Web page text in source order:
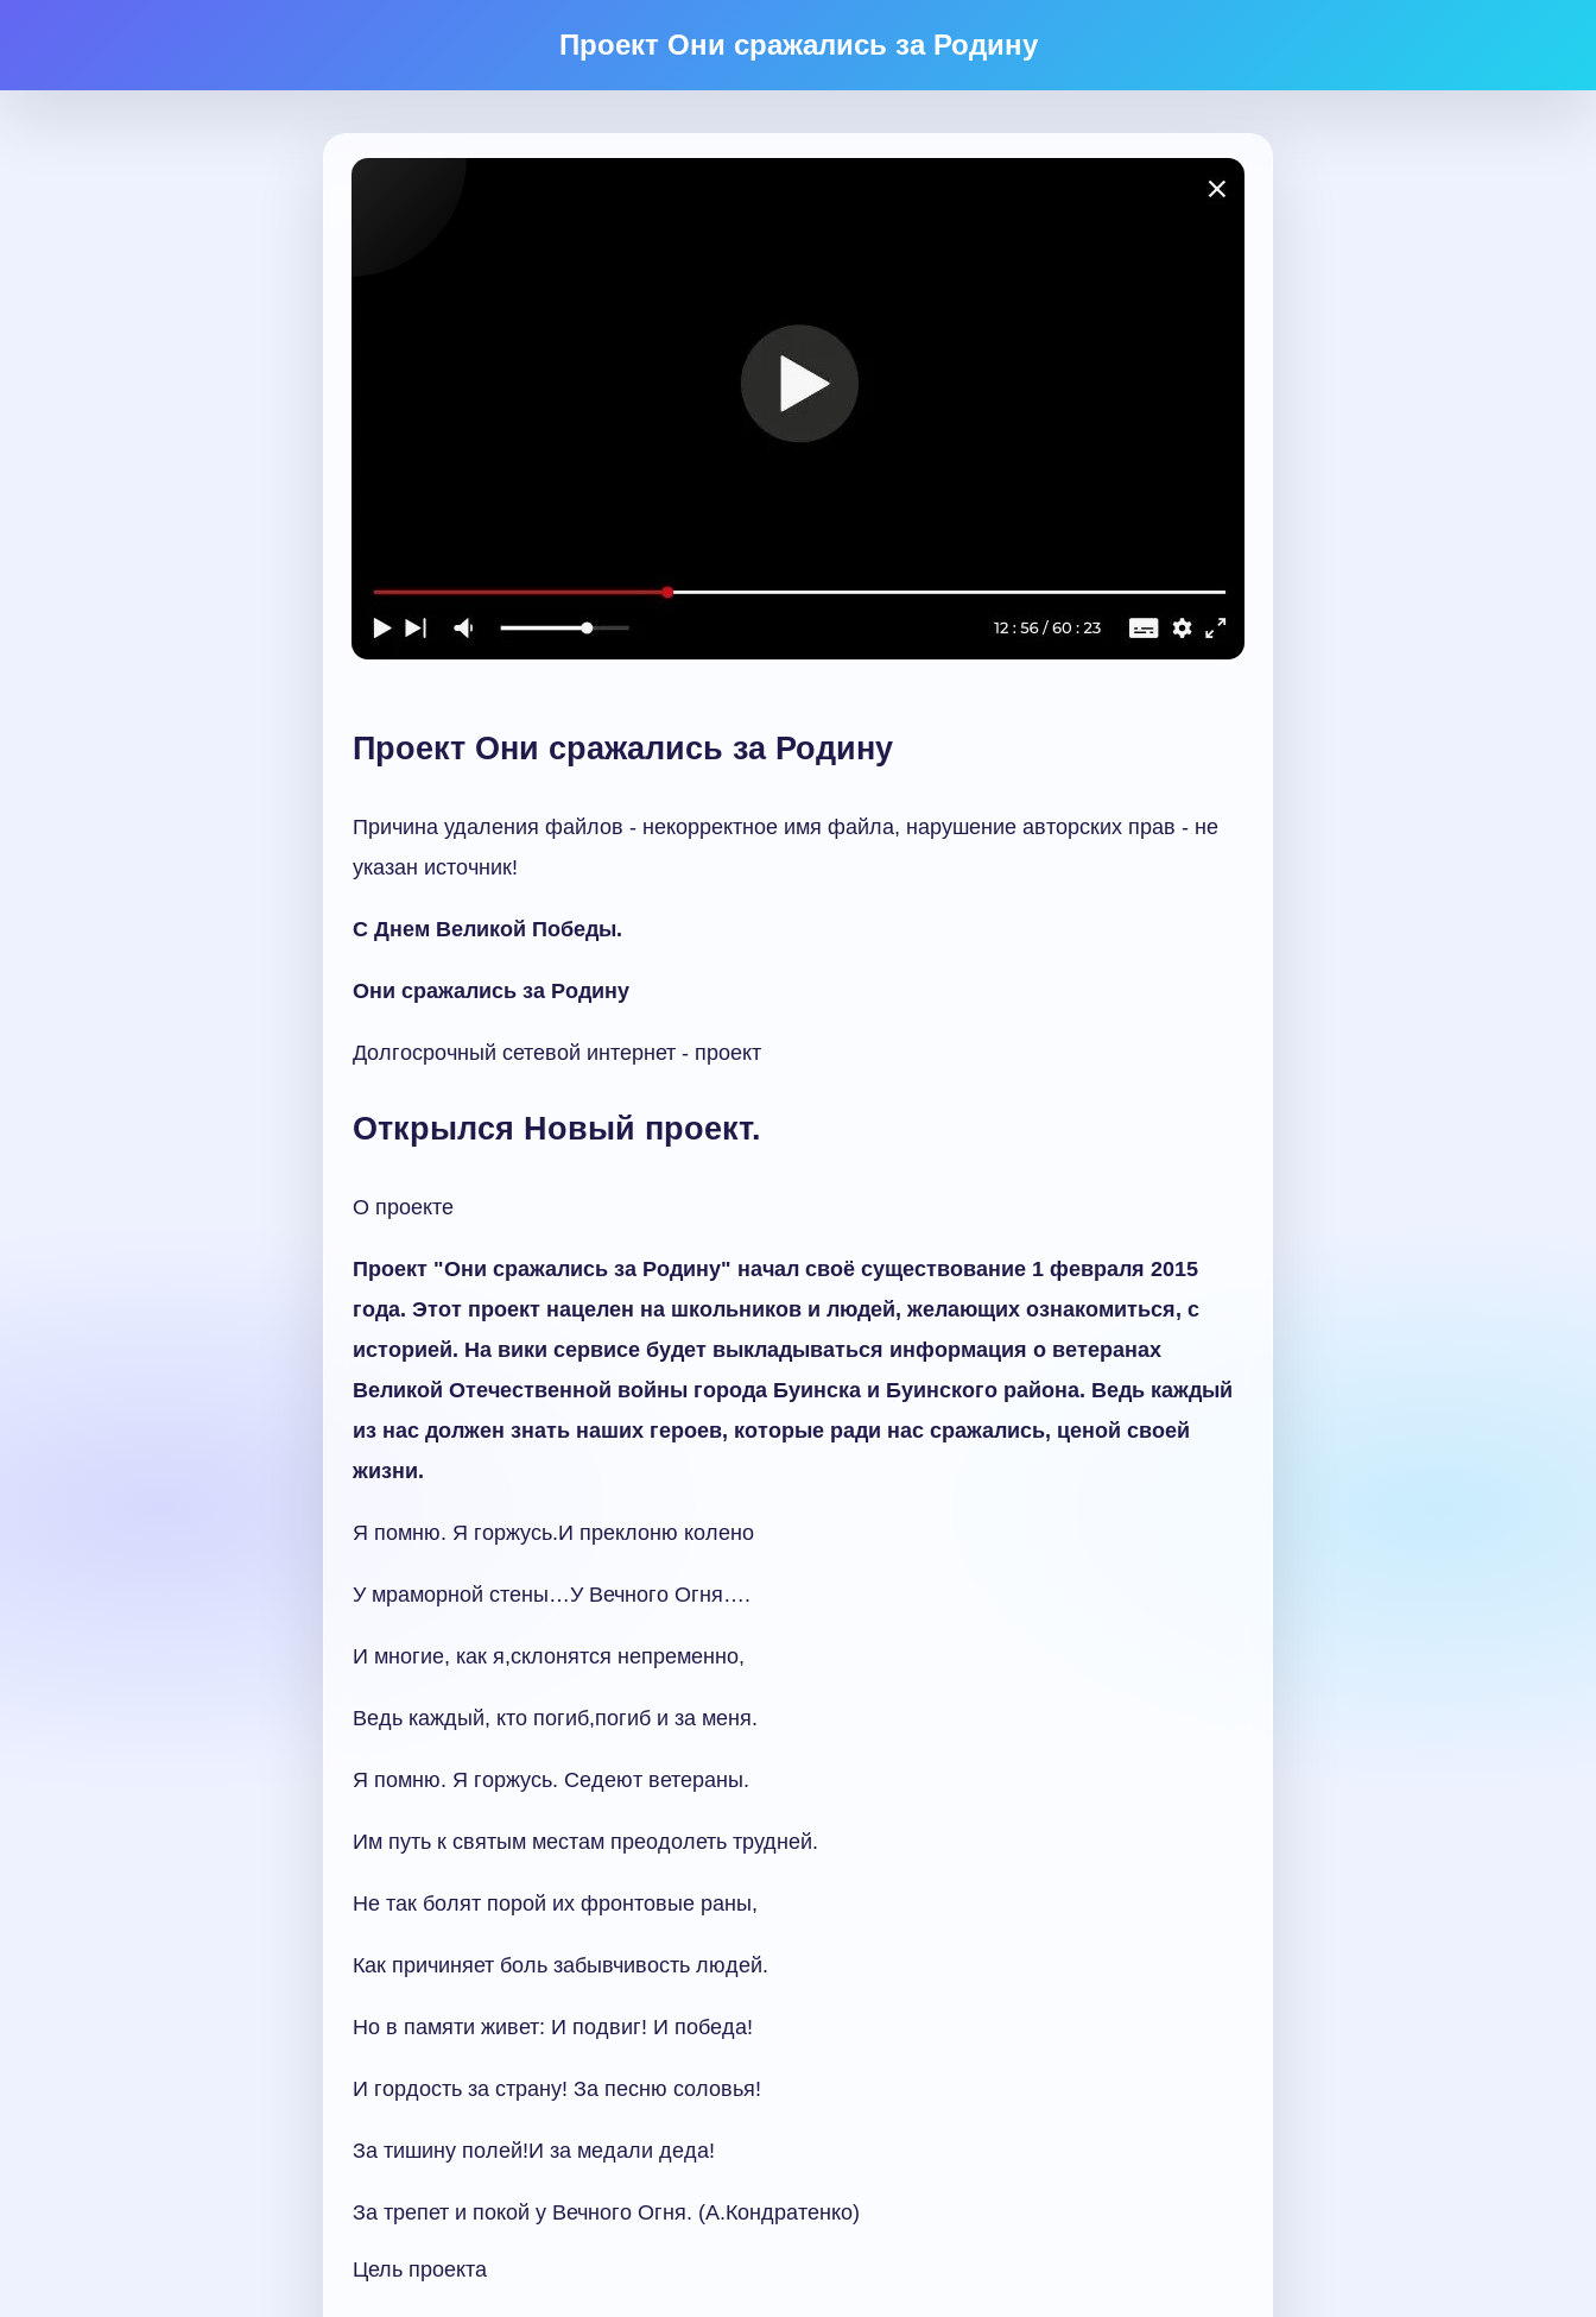
Проект Они сражались за Родину
Проект Они сражались за Родину
Причина удаления файлов - некорректное имя файла, нарушение авторских прав - не
указан источник!
С Днем Великой Победы.
Они сражались за Родину
Долгосрочный сетевой интернет - проект
Открылся Новый проект.
О проекте
Проект "Они сражались за Родину" начал своё существование 1 февраля 2015
года. Этот проект нацелен на школьников и людей, желающих ознакомиться, с
историей. На вики сервисе будет выкладываться информация о ветеранах
Великой Отечественной войны города Буинска и Буинского района. Ведь каждый
из нас должен знать наших героев, которые ради нас сражались, ценой своей
жизни.
Я помню. Я горжусь.И преклоню колено
У мраморной стены…У Вечного Огня….
И многие, как я,склонятся непременно,
Ведь каждый, кто погиб,погиб и за меня.
Я помню. Я горжусь. Седеют ветераны.
Им путь к святым местам преодолеть трудней.
Не так болят порой их фронтовые раны,
Как причиняет боль забывчивость людей.
Но в памяти живет: И подвиг! И победа!
И гордость за страну! За песню соловья!
За тишину полей!И за медали деда!
За трепет и покой у Вечного Огня. (А.Кондратенко)
Цель проекта